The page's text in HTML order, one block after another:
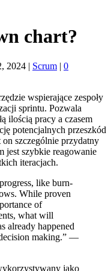
chart?
2024 | Scrum | 0
wspierające zespoły
sprintu. Pozwala
ilością pracy a czasem
potencjalnych przeszkód
on szczególnie przydatny
jest szybkie reagowanie
iteracjach.
like burn-
While proven
of
what will
already happened
making.” —
jako